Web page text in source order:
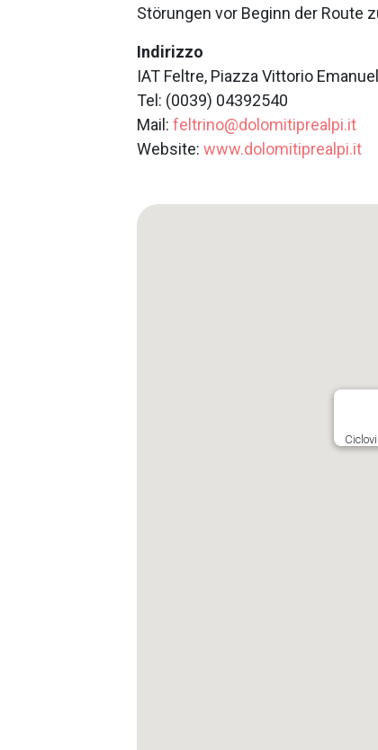
Störungen vor Beginn der Route
Indirizzo
IAT Feltre, Piazza Vittorio
Tel: (0039) 04392540
Mail: feltrino@dolomitiprealpi.it
Website: www.dolomitiprealpi.it